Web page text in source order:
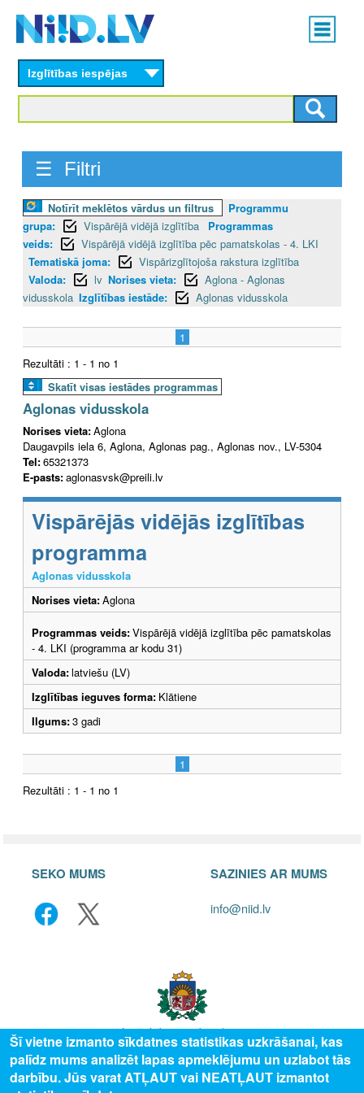
content
Main
menu
Izglītības iespējas
☰ Filtri
Notīrīt meklētos vārdus un filtrus
Programmu
grupa:
Vispārējā vidējā izglītība
Programmas
veids:
Vispārējā vidējā izglītība pēc pamatskolas - 4. LKI
Tematiskā joma:
Vispārizglītojoša rakstura izglītība
Valoda:
lv Norises vieta:
Aglona - Aglonas
vidusskola Izglītības iestāde: Aglonas vidusskola
1
Rezultāti : 1 - 1 no 1
Skatīt visas iestādes programmas
Aglonas vidusskola
Norises vieta:Aglona
Daugavpils iela 6, Aglona, Aglonas pag., Aglonas nov., LV-5304
Tel:65321373
E-pasts:aglonasvsk@preili.lv
Vispārējās vidējās izglītības
programma
Aglonas vidusskola
Norises vieta:Aglona
Programmas veids:Vispārējā vidējā izglītība pēc pamatskolas
- 4. LKI (programma ar kodu 31)
Valoda:latviešu (LV)
Izglītības ieguves forma: Klātiene
Ilgums:3 gadi
1
Rezultāti : 1 - 1 no 1
SEKO MUMS SAZINIES AR MUMS
info@niid.lv
© 2025 Valsts izglītības attīstības aģentūra, publicētā satura visas tiesības
Šī vietne izmanto sīkdatnes statistikas uzkrāšanai, kas
palīdz mums analizēt lapas apmeklējumu un uzlabot tās
darbību. Jūs varat ATĻAUT vai NEATĻAUT izmantot